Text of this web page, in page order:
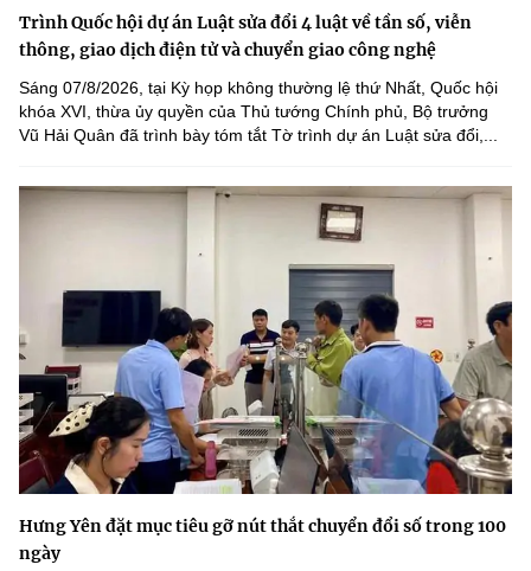
Trình Quốc hội dự án Luật sửa đổi 4 luật về tần số, viễn
thông, giao dịch điện tử và chuyển giao công nghệ
Sáng 07/8/2026, tại Kỳ họp không thường lệ thứ Nhất, Quốc hội
khóa XVI, thừa ủy quyền của Thủ tướng Chính phủ, Bộ trưởng
Vũ Hải Quân đã trình bày tóm tắt Tờ trình dự án Luật sửa đổi,...
Hưng Yên đặt mục tiêu gỡ nút thắt chuyển đổi số trong 100
ngày